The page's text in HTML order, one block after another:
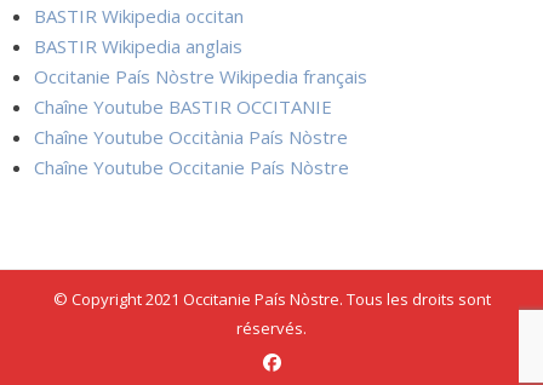
BASTIR Wikipedia occitan
BASTIR Wikipedia anglais
Occitanie País Nòstre Wikipedia français
Chaîne Youtube BASTIR OCCITANIE
Chaîne Youtube Occitània País Nòstre
Chaîne Youtube Occitanie País Nòstre
© Copyright 2021 Occitanie País Nòstre. Tous les droits sont
réservés.